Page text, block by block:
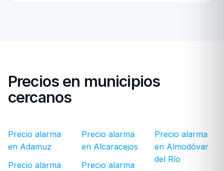
Precios en municipios
cercanos
Precio alarma
en Adamuz
Precio alarma
Precio alarma
en Alcaracejos
Precio alarma
Precio alarma
en Almodóvar
del Río